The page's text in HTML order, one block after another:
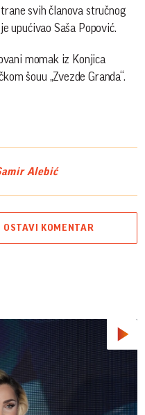
svih članova stručnog
upućivao Saša Popović.
momak iz Konjica
šouu „Zvezde Granda“.
Alebić
OSTAVI KOMENTAR